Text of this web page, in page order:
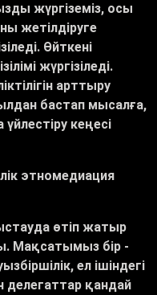
жүргіземіз, осы
жетілдіруге
Өйткені
жүргізіледі.
арттыру
бастап мысалға,
кеңесі
этномедиация
өтіп жатыр
Мақсатымыз бір -
ел ішіндегі
делегаттар қандай